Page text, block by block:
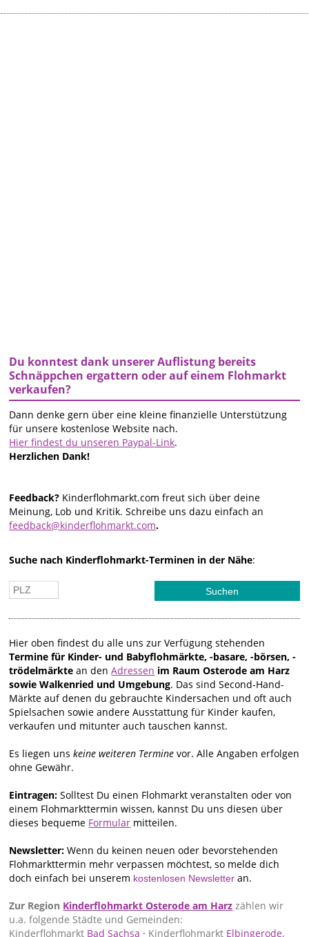
Du konntest dank unserer Auflistung bereits
Schnäppchen ergattern oder auf einem Flohmarkt
verkaufen?
Dann denke gern über eine kleine finanzielle Unterstützung
für unsere kostenlose Website nach.
Hier findest du unseren Paypal-Link.
Herzlichen Dank!
Feedback? Kinderflohmarkt.com freut sich über deine
Meinung, Lob und Kritik. Schreibe uns dazu einfach an
feedback@kinderflohmarkt.com.
Suche nach Kinderflohmarkt-Terminen in der Nähe:
Hier oben findest du alle uns zur Verfügung stehenden
Termine für Kinder- und Babyflohmärkte, -basare, -börsen, -
trödelmärkte an denAdressen im Raum Osterode am Harz
sowie Walkenried und Umgebung. Das sind Second-Hand-
Märkte auf denen du gebrauchte Kindersachen und oft auch
Spielsachen sowie andere Ausstattung für Kinder kaufen,
verkaufen und mitunter auch tauschen kannst.
Es liegen unskeine weiteren Termine vor. Alle Angaben erfolgen
ohne Gewähr.
Eintragen:Solltest Du einen Flohmarkt veranstalten oder von
einem Flohmarkttermin wissen, kannst Du uns diesen über
dieses bequeme Formular mitteilen.
Newsletter: Wenn du keinen neuen oder bevorstehenden
Flohmarkttermin mehr verpassen möchtest, so melde dich
doch einfach bei unserem kostenlosen Newsletter an.
Zur Region Kinderflohmarkt Osterode am Harz zählen wir
u.a. folgende Städte und Gemeinden:
Kinderflohmarkt Bad Sachsa · Kinderflohmarkt Elbingerode,